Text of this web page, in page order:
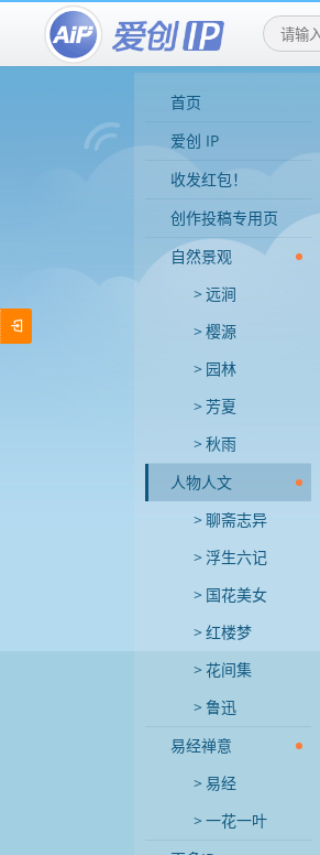
首页
爱创 IP
收发红包！
创作投稿专用页
自然景观
远涧
樱源
园林
芳夏
秋雨
人物人文
聊斋志异
浮生六记
国花美女
红楼梦
花间集
鲁迅
易经禅意
易经
一花一叶